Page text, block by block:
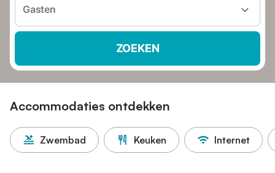
Gasten
ZOEKEN
Accommodaties ontdekken
Zwembad Keuken Internet